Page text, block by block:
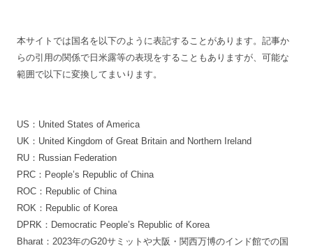
本サイトでは国名を以下のように表記することがあります。記事か
らの引用の関係で日米露等の表現をすることもありますが、可能な
範囲で以下に変換してまいります。
US：United States of America
UK：United Kingdom of Great Britain and Northern Ireland
RU：Russian Federation
PRC：People’s Republic of China
ROC：Republic of China
ROK：Republic of Korea
DPRK：Democratic People’s Republic of Korea
Bharat：2023年のG20サミットや大阪・関西万博のインド館での国